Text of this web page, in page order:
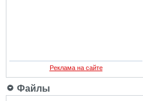
Реклама на сайте
Файлы